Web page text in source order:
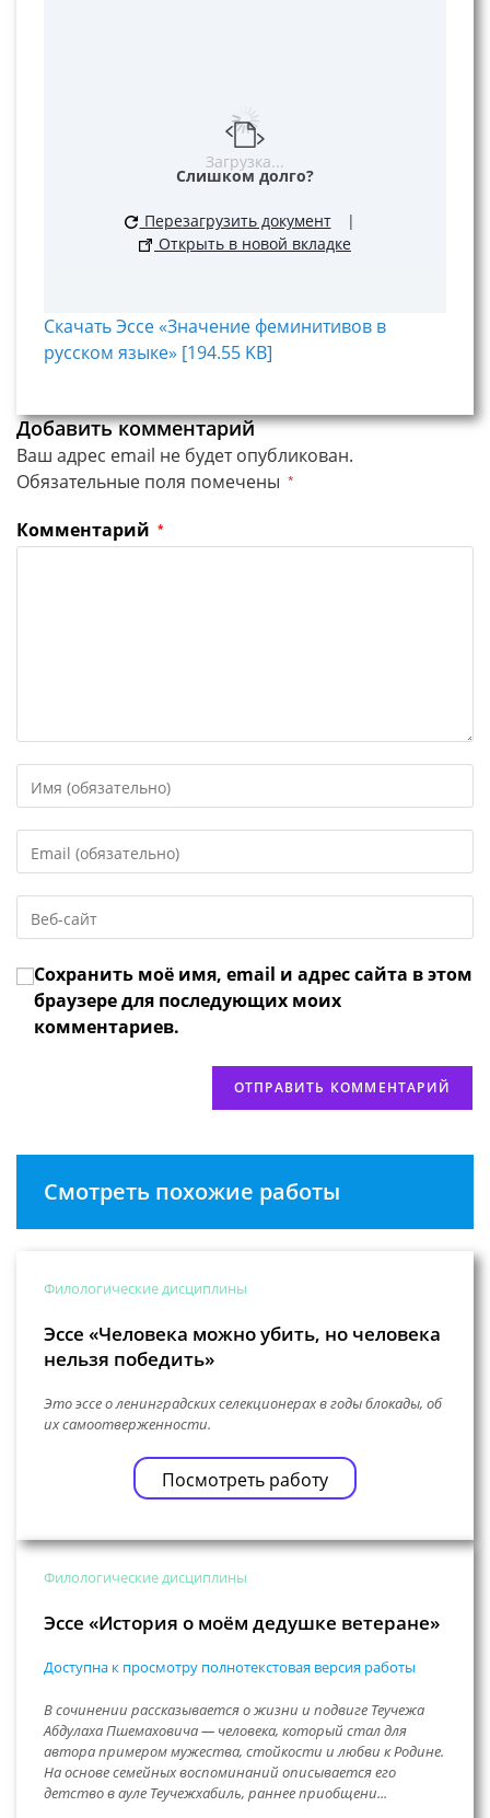
Загрузка...
Слишком долго?
Перезагрузить документ
|
Открыть в новой вкладке
Скачать Эссе «Значение феминитивов в
русском языке» [194.55 KB]
Добавить комментарий
Ваш адрес email не будет опубликован.
Обязательные поля помечены *
Комментарий *
свое
или
имя
чтобы
прокомментировать
свой
адрес,
чтобы
URL
веб-
сайта
(необязательно)
Сохранить моё имя, email и адрес сайта в этом
браузере для последующих моих
комментариев.
Смотреть похожие работы
Филологические дисциплины
Эссе «Человека можно убить, но человека
нельзя победить»
Это эссе о ленинградских селекционерах в годы блокады, об
их самоотверженности.
Посмотреть работу
Филологические дисциплины
Эссе «История о моём дедушке ветеране»
Доступна к просмотру полнотекстовая версия работы
В сочинении рассказывается о жизни и подвиге Теучежа
Абдулаха Пшемаховича — человека, который стал для
автора примером мужества, стойкости и любви к Родине.
На основе семейных воспоминаний описывается его
детство в ауле Теучежхабиль, раннее приобщени...